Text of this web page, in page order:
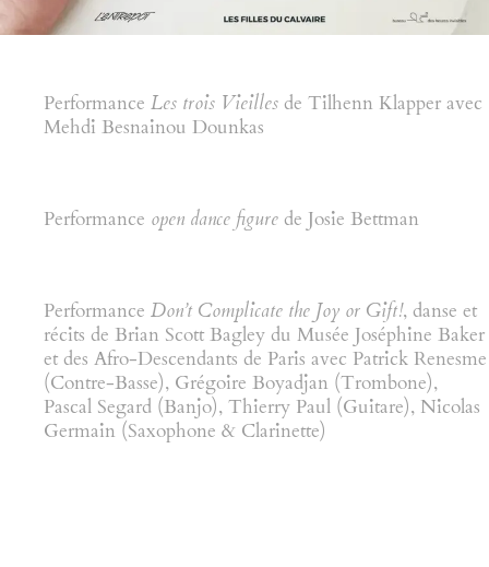
Performance Les trois Vieilles de Tilhenn Klapper avec
Mehdi Besnainou Dounkas
Performance open dance figure de Josie Bettman
Performance Don’t Complicate the Joy or Gift!, danse et
récits de Brian Scott Bagley du Musée Joséphine Baker
et des Afro-Descendants de Paris avec Patrick Renesme
(Contre-Basse), Grégoire Boyadjan (Trombone),
Pascal Segard (Banjo), Thierry Paul (Guitare), Nicolas
Germain (Saxophone & Clarinette)